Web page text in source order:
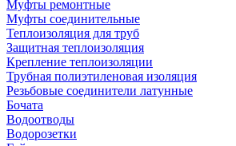
Муфты ремонтные
Муфты соединительные
Теплоизоляция для труб
Защитная теплоизоляция
Крепление теплоизоляции
Трубная полиэтиленовая изоляция
Резьбовые соединители латунные
Бочата
Водоотводы
Водорозетки